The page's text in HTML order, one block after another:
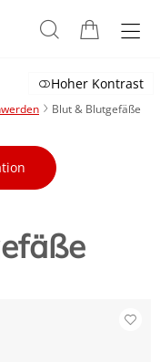
Hoher Kontrast
Blut & Blutgefäße